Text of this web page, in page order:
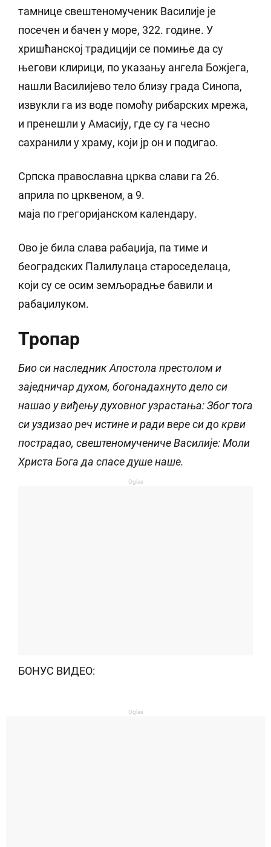
тамнице свештеномученик Василије је
посечен и бачен у море, 322. године. У
хришћанској традицији се помиње да су
његови клирици, по указању ангела Божјега,
нашли Василијево тело близу града Синопа,
извукли га из воде помоћу рибарских мрежа,
и пренешли у Амасију, где су га чесно
сахранили у храму, који јр он и подигао.
Српска православна црква слави га 26.
априла по црквеном, а 9.
маја по грегоријанском календару.
Ово је била слава рабаџија, па тиме и
београдских Палилулаца староседелаца,
који су се осим земљорадње бавили и
рабаџилуком.
Тропар
Био си наследник Апостола престолом и
заједничар духом, богонадахнуто дело си
нашао у виђењу духовног узрастања: Због тога
си уздизао реч истине и ради вере си до крви
пострадао, свештеномучениче Василије: Моли
Христа Бога да спасе душе наше.
Oglas
БОНУС ВИДЕО:
Oglas